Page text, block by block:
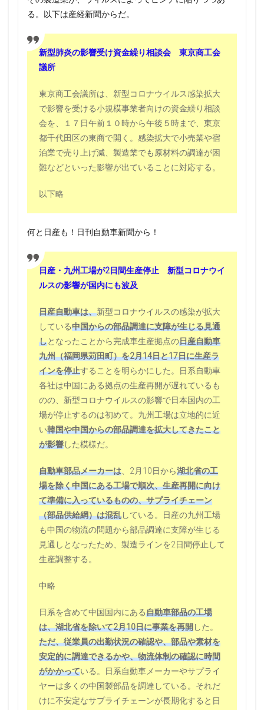
る。以下は産経新聞からだ。
新型肺炎の影響受け資金繰り相談会 東京商工会
議所
東京商工会議所は、新型コロナウイルス感染拡大
で影響を受ける小規模事業者向けの資金繰り相談
会を、１７日午前１０時から午後５時まで、東京
都千代田区の東商で開く。感染拡大で小売業や宿
泊業で売り上げ減、製造業でも原材料の調達が困
難などといった影響が出ていることに対応する。
以下略
何と日産も！日刊自動車新聞から！
日産・九州工場が2日間生産停止 新型コロナウイ
ルスの影響が国内にも波及
日産自動車は、新型コロナウイルスの感染が拡大
している中国からの部品調達に支障が生じる見通
しとなったことから完成車生産拠点の日産自動車
九州（福岡県苅田町）を2月14日と17日に生産ラ
インを停止することを明らかにした。日系自動車
各社は中国にある拠点の生産再開が遅れているも
のの、新型コロナウイルスの影響で日本国内の工
場が停止するのは初めて。九州工場は立地的に近
い韓国や中国からの部品調達を拡大してきたこと
が影響した模様だ。
自動車部品メーカーは 、2月10日から湖北省の工
場を除く中国にある工場で順次、生産再開に向け
て準備に入っているものの、サプライチェーン
（部品供給網）は混乱している。日産の九州工場
も中国の物流の問題から部品調達に支障が生じる
見通しとなったため、製造ラインを2日間停止して
生産調整する。
中略
日系を含めて中国国内にある自動車部品の工場
は、湖北省を除いて2月10日に事業を再開した。
ただ、従業員の出勤状況の確認や、部品や素材を
安定的に調達できるかや、物流体制の確認に時間
がかかっている。日系自動車メーカーやサプライ
ヤーは多くの中国製部品を調達している。それだ
けに不安定なサプライチェーンが長期化すると日